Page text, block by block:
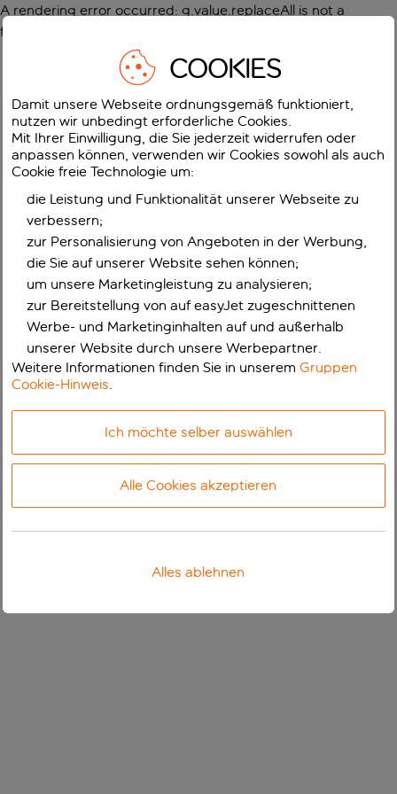
A rendering error occurred: g.value.replaceAll is not a
function
COOKIES
Damit unsere Webseite ordnungsgemäß funktioniert,
nutzen wir unbedingt erforderliche Cookies.
Mit Ihrer Einwilligung, die Sie jederzeit widerrufen oder
anpassen können, verwenden wir Cookies sowohl als auch
Cookie freie Technologie um:
die Leistung und Funktionalität unserer Webseite zu
verbessern;
zur Personalisierung von Angeboten in der Werbung,
die Sie auf unserer Website sehen können;
um unsere Marketingleistung zu analysieren;
zur Bereitstellung von auf easyJet zugeschnittenen
Werbe- und Marketinginhalten auf und außerhalb
unserer Website durch unsere Werbepartner.
Weitere Informationen finden Sie in unseremGruppen
Cookie-Hinweis.
Ich möchte selber auswählen
Alle Cookies akzeptieren
Alles ablehnen